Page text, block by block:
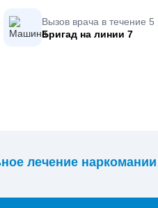
Вызов врача в течение 5
Бригад на линии 7
лечение наркомании